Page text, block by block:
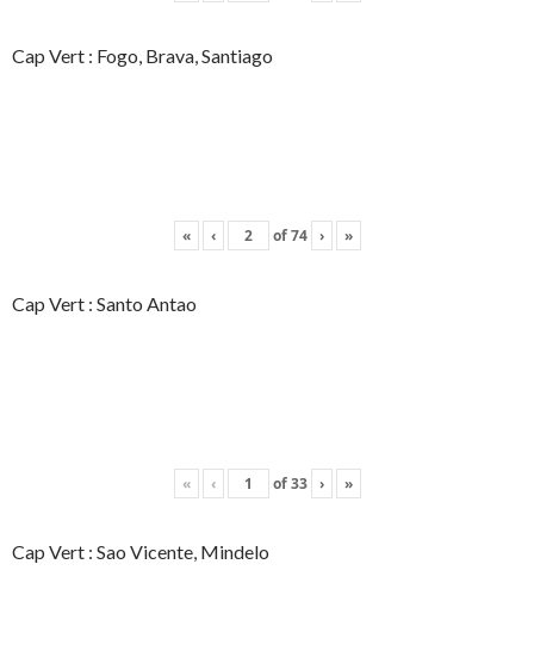
Cap Vert : Fogo, Brava, Santiago
« ‹ of74 › »
Cap Vert : Santo Antao
« ‹ of33 › »
Cap Vert : Sao Vicente, Mindelo